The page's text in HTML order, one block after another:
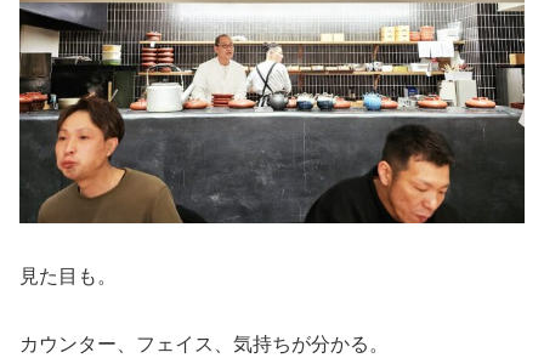
見た目も。
カウンター、フェイス、気持ちが分かる。